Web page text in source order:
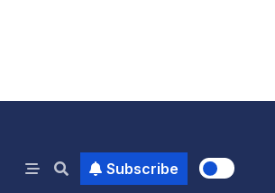
Subscribe